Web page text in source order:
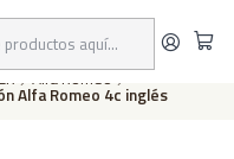
Alfa Romeo
Alfa Romeo 4c inglés